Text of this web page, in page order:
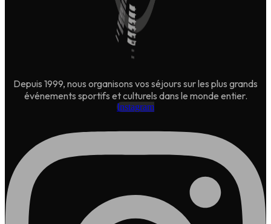
Depuis 1999, nous organisons vos séjours sur les plus grands
événements sportifs et culturels dans le monde entier.
Instagram